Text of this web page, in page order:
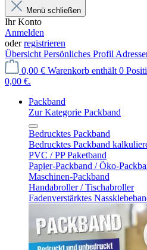
Menü schließen
Ihr Konto
Anmelden
oderregistrieren
Übersicht Persönliches Profil
0,00 € Warenkorb enthält 0
0,00 €.
Packband
Zur Kategorie Packband
Bedrucktes Packband
Bedrucktes Packband
PVC / PP Paketband
Papier-Packband / Öko-
Maschinen-Packband
Handabroller / Tischabroller
Fadenverstärktes